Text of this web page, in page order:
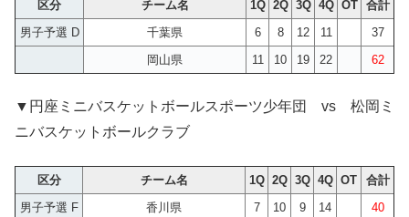
区分 チーム名 1Q 2Q 3Q 4Q OT
合計
男子予選 D
千葉県 6 8 12 11
37
岡山県
11 10 19 22 62
▼円座ミニバスケットボールスポーツ少年団 vs 松岡ミ
ニバスケットボールクラブ
区分 チーム名 1Q 2Q 3Q 4Q OT
合計
男子予選 F
香川県 7 10 9 14
40